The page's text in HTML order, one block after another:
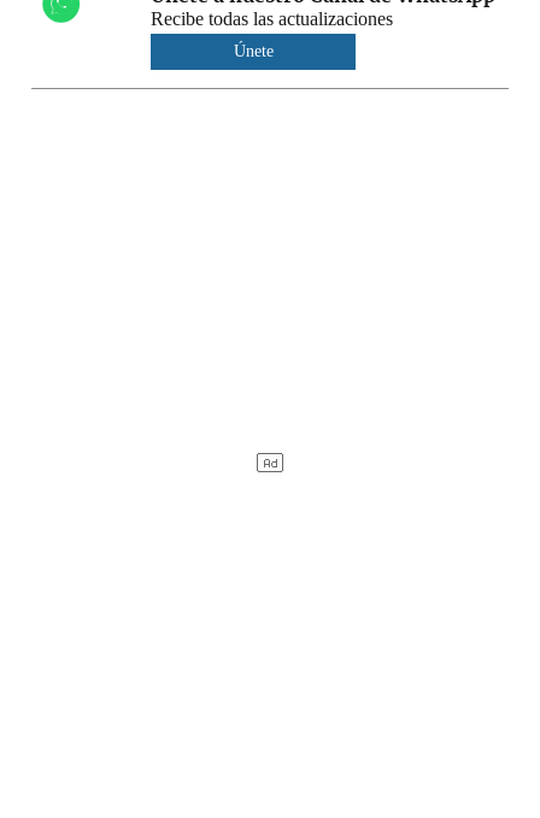
Recibe todas las actualizaciones
Únete